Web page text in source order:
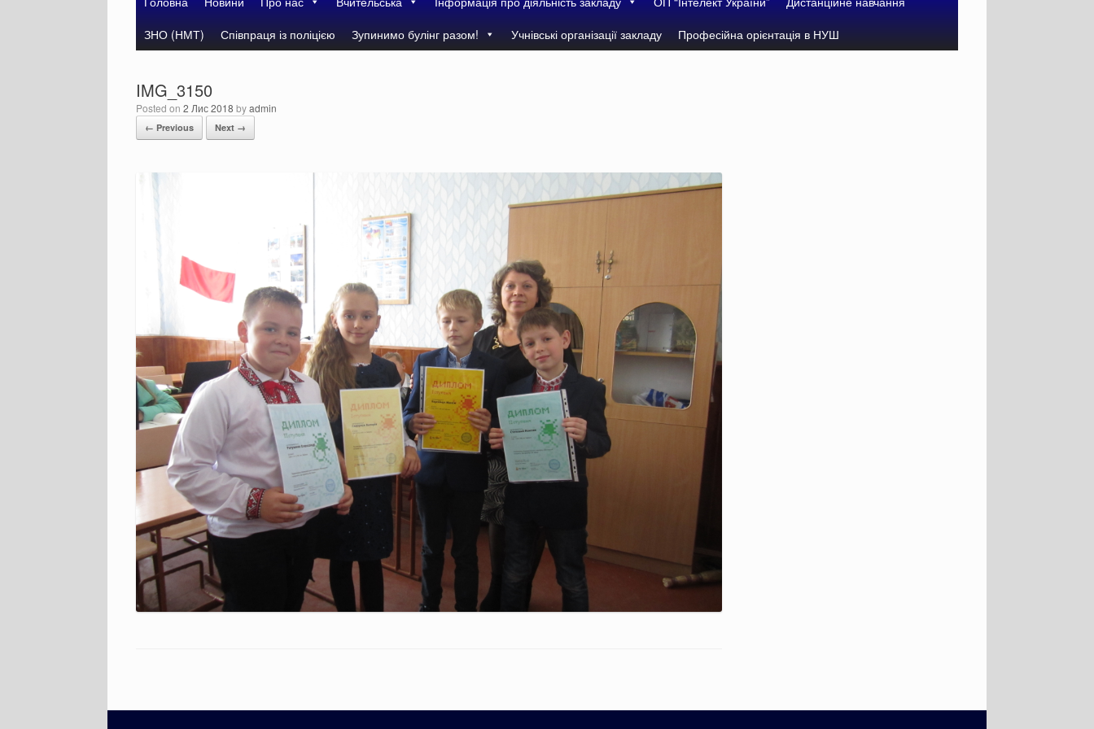
ЗНО (НМТ)
Співпраця із поліцією Зупинимо булінг разом! Учнівські організації закладу Професійна орієнтація в НУШ
IMG_3150
Posted on 2 Лис 2018 byadmin
← Previous Next →